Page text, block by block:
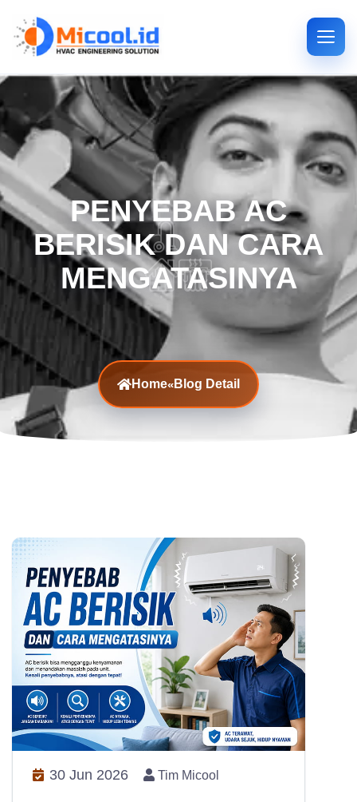
PENYEBAB AC
BERISIK DAN CARA
MENGATASINYA
Home«Blog Detail
30 Jun 2026 Tim Micool